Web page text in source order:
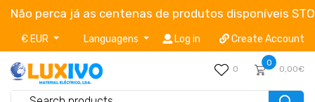
Não perca já as centenas de produtos disponíveis
€ EUR Languagens Log in Create Account
0
0
0,00€